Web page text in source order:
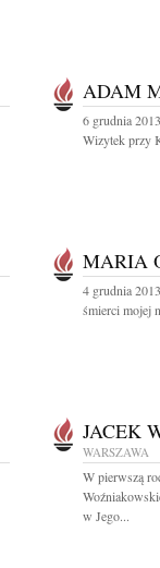
ADAM
6 grudnia
Wizytek przy
MARIA
4 grudnia
śmierci mojej
JACEK
WARSZAWA
W pierwszą
w Jego...